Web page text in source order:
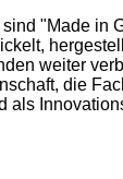
"Made in
weiter
die
als